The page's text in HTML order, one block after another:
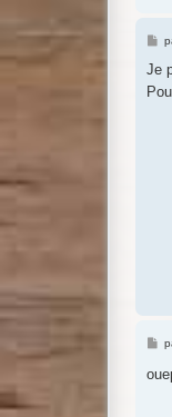
M
s
a
Je
M
s